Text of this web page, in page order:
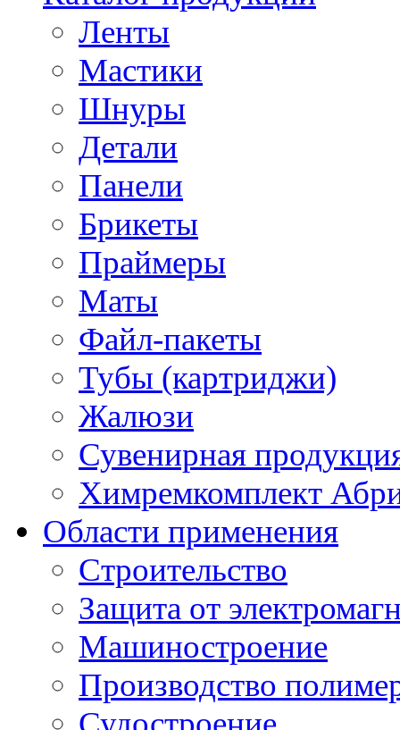
Ленты
Мастики
Шнуры
Детали
Панели
Брикеты
Праймеры
Маты
Файл-пакеты
Тубы (картриджи)
Жалюзи
Сувенирная
Химремкомплект
Области применения
Строительство
Защита от
Машиностроение
Производство